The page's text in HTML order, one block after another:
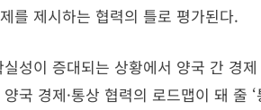
를 제시하는 협력의 틀로 평가된다.
성이 증대되는 상황에서 양국 간 경
국 경제·통상 협력의 로드맵이 돼 줄